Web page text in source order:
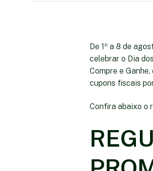
De 1º a 8 de
celebrar o Dia
Compre e
cupons fiscais
Confira abaixo o